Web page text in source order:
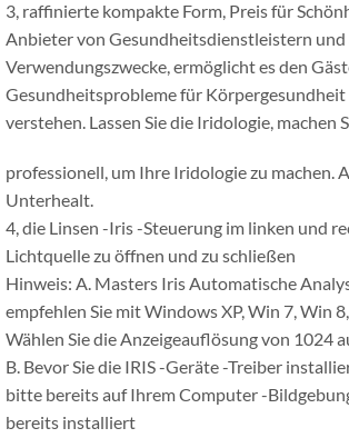
3, raffinierte kompakte Form, Preis für
Anbieter von Gesundheitsdienstleistern und
Verwendungszwecke, ermöglicht es den
Gesundheitsprobleme für
verstehen. Lassen Sie die Iridologie, machen
professionell, um Ihre Iridologie zu machen.
Unterhealt.
4, die Linsen -Iris -Steuerung im linken und
Lichtquelle zu öffnen und zu schließen
Hinweis: A. Masters Iris Automatische
empfehlen Sie mit Windows XP, Win 7, Win
Wählen Sie die Anzeigeauflösung von 1024
B. Bevor Sie die IRIS -Geräte -Treiber
bitte bereits auf Ihrem Computer -
bereits installiert